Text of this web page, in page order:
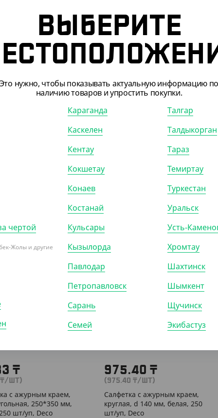
₸
без держателя,
d 280 мм, высота 2,5
10 шт/уп,
₸
₸/ШТ)
с ажурным краем,
250*350 мм,
шт/уп, Deco
АРТ. 3525001
975.40 ₸
(975.40 ₸/ШТ)
Салфетка с ажурным краем,
круглая, d 140 мм, белая, 250
шт/уп, Deco
ВЫБЕРИТЕ
Это нужно, чтобы показывать актуальную информацию
наличию товаров и упростить покупки.
чертой
Жолы и другие
Караганда
Каскелен
Кентау
Кокшетау
Конаев
Костанай
Кульсары
Кызылорда
Павлодар
Петропавловск
Сарань
Семей
Талгар
Талдыкорган
Тараз
Темиртау
Туркестан
Уральск
Усть-
Хромтау
Шахтинск
Шымкент
Щучинск
Экибастуз